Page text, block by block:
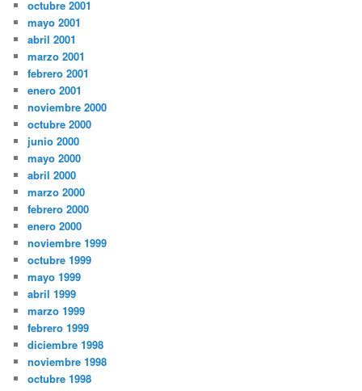
octubre 2001
mayo 2001
abril 2001
marzo 2001
febrero 2001
enero 2001
noviembre 2000
octubre 2000
junio 2000
mayo 2000
abril 2000
marzo 2000
febrero 2000
enero 2000
noviembre 1999
octubre 1999
mayo 1999
abril 1999
marzo 1999
febrero 1999
diciembre 1998
noviembre 1998
octubre 1998